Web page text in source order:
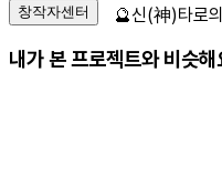
창작자센터
내가 본 프로젝트와 비슷해
🔮신(神)타로